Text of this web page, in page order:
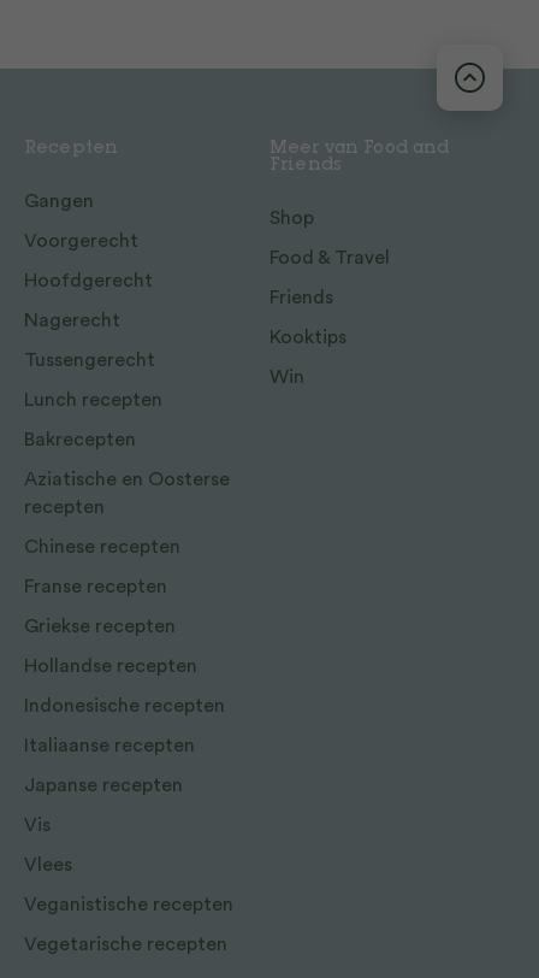
Recepten
Gangen
Voorgerecht
Hoofdgerecht
Nagerecht
Tussengerecht
Lunch recepten
Bakrecepten
Aziatische en Oosterse
recepten
Chinese recepten
Franse recepten
Griekse recepten
Hollandse recepten
Indonesische recepten
Italiaanse recepten
Japanse recepten
Vis
Vlees
Veganistische recepten
Vegetarische recepten
Meer van Food and
Friends
Shop
Food & Travel
Friends
Kooktips
Win